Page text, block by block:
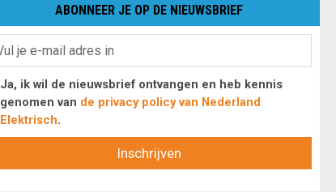
ABONNEER JE OP DE NIEUWSBRIEF
Ja, ik wil de nieuwsbrief ontvangen en heb kennis
genomen van de privacy policy van Nederland
Elektrisch.
Inschrijven